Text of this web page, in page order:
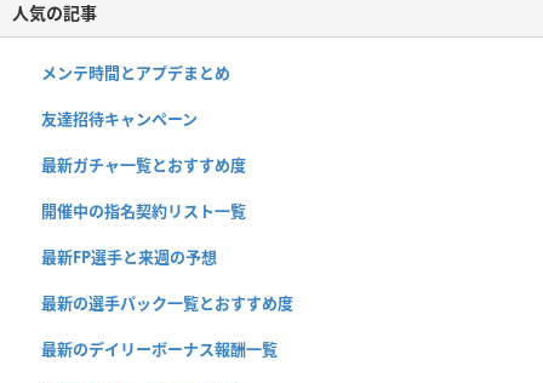
人気の記事
メンテ時間とアプデまとめ
友達招待キャンペーン
最新ガチャ一覧とおすすめ度
開催中の指名契約リスト一覧
最新FP選手と来週の予想
最新の選手パック一覧とおすすめ度
最新のデイリーボーナス報酬一覧